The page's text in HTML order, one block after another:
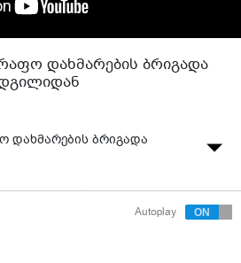
დახმარების ბრიგადა
დახმარების ბრიგადა
დარბაზში სიტყვიერი და
მოხდა. ერთმანეთს
ფიზიკურად
Autoplay